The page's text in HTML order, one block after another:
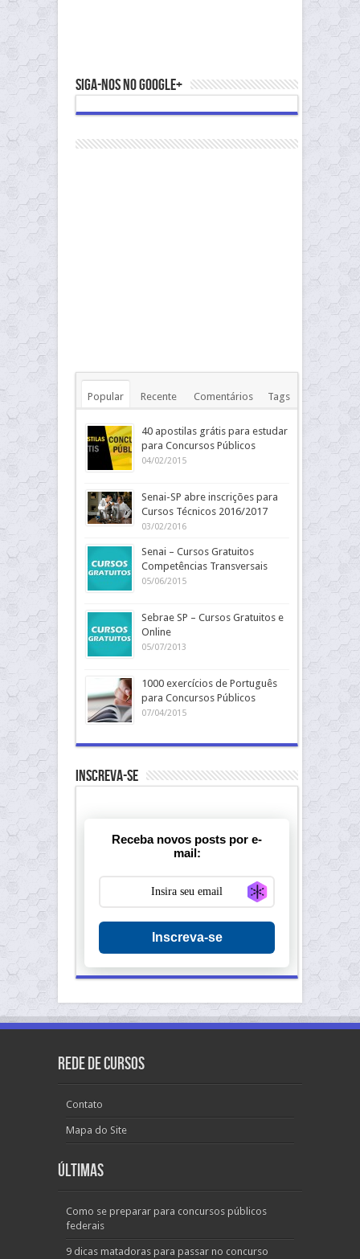
Siga-nos no Google+
Popular Recente Comentários Tags
40 apostilas grátis para estudar
para Concursos Públicos
04/02/2015
Senai-SP abre inscrições para
Cursos Técnicos 2016/2017
03/02/2016
Senai – Cursos Gratuitos
Competências Transversais
05/06/2015
Sebrae SP – Cursos Gratuitos e
Online
05/07/2013
1000 exercícios de Português
para Concursos Públicos
07/04/2015
Inscreva-se
Receba novos posts por e-
mail:
Inscreva-se
Rede de Cursos
Contato
Mapa do Site
Últimas
Como se preparar para concursos públicos
federais
9 dicas matadoras para passar no concurso